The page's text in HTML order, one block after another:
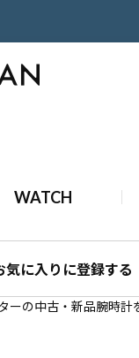
WATCH
気に入りに登録する
ーの中古・新品腕時計